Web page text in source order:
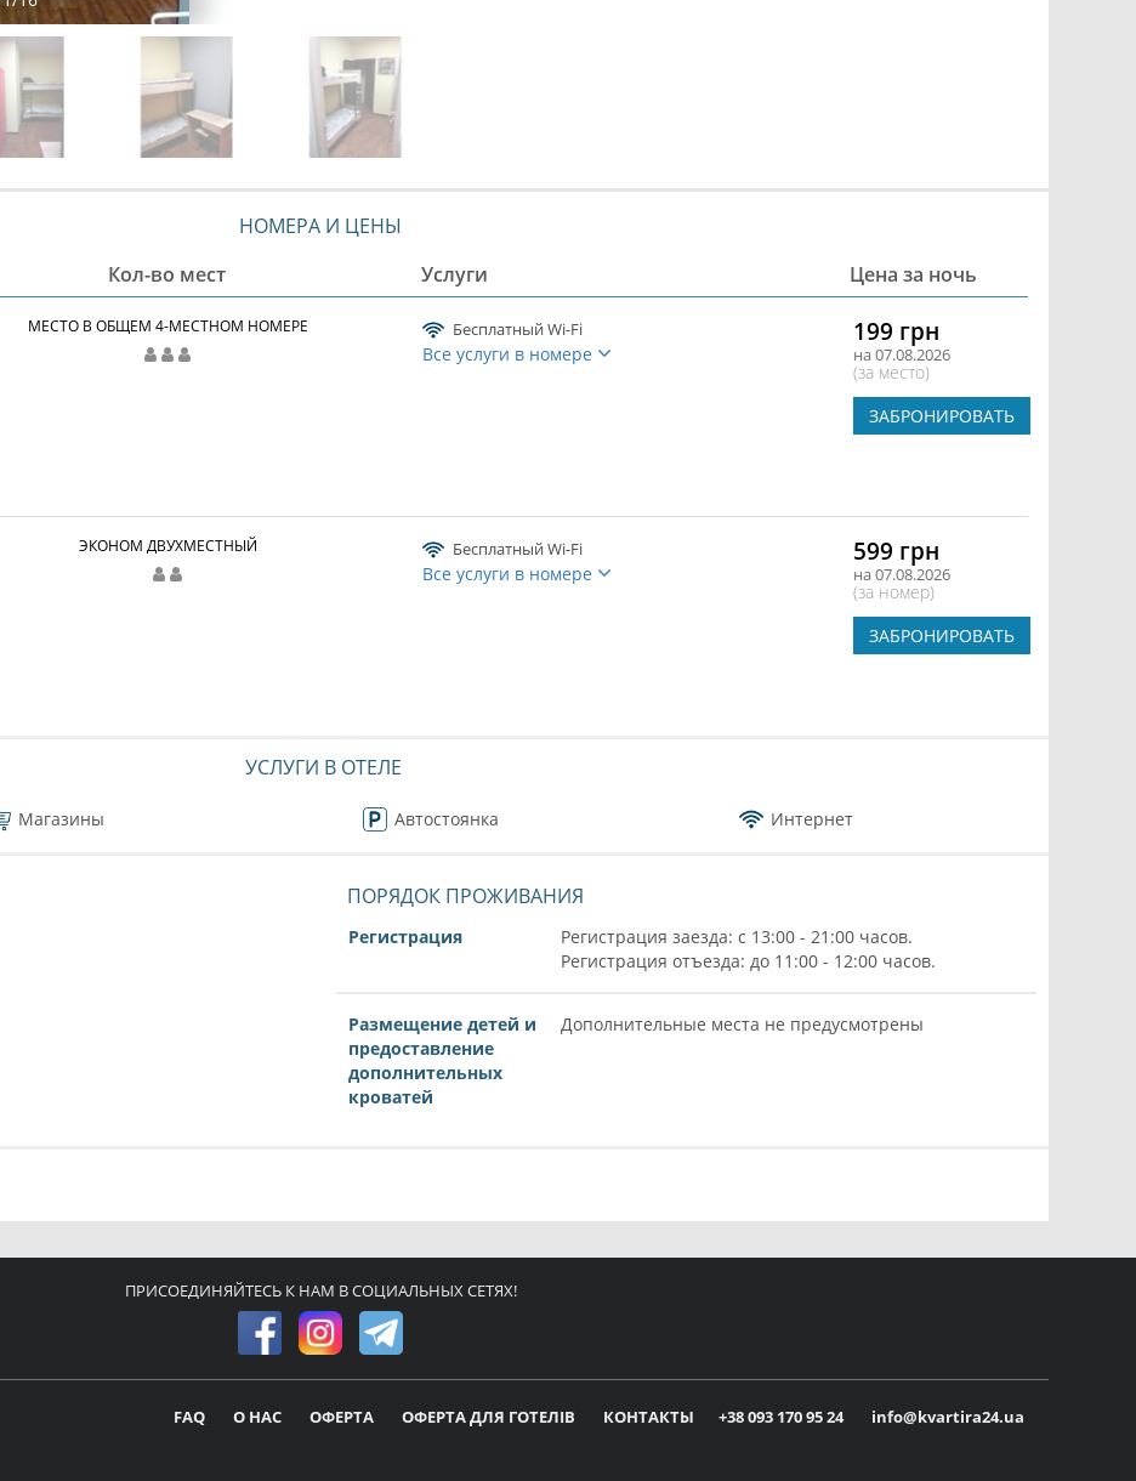
НОМЕРА И ЦЕНЫ
Кол-во мест Услуги Цена за ночь
МЕСТО В ОБЩЕМ 4-МЕСТНОМ НОМЕРЕ Бесплатный Wi-Fi
Все услуги в номере
199 грн
на 07.08.2026
(за место)
ЗАБРОНИРОВАТЬ
ЭКОНОМ ДВУХМЕСТНЫЙ Бесплатный Wi-Fi
Все услуги в номере
599 грн
на 07.08.2026
(за номер)
ЗАБРОНИРОВАТЬ
УСЛУГИ В ОТЕЛЕ
Магазины Автостоянка Интернет
ПОРЯДОК ПРОЖИВАНИЯ
Регистрация
Регистрация заезда: с 13:00 - 21:00 часов.
Регистрация отъезда: до 11:00 - 12:00 часов.
Размещение детей и
предоставление
дополнительных
кроватей
Дополнительные места не предусмотрены
ПРИСОЕДИНЯЙТЕСЬ К НАМ В СОЦИАЛЬНЫХ СЕТЯХ!
FAQ О НАС ОФЕРТА ОФЕРТА ДЛЯ ГОТЕЛІВ КОНТАКТЫ +38 093 170 95 24 info@kvartira24.ua